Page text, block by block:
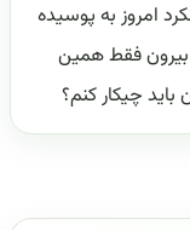
امروز به پوسیده
فقط همین
چیکار کنم؟